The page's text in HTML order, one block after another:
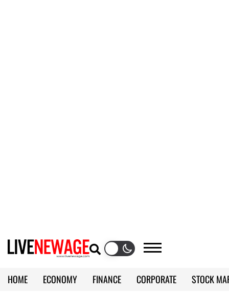
HOME ECONOMY FINANCE CORPORATE
STOCK